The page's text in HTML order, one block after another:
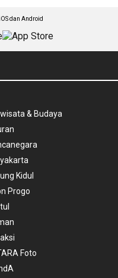
dan Android
& Budaya
Kidul
Progo
Foto